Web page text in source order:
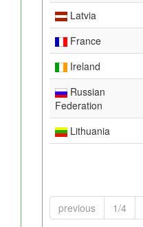
Latvia
France
Ireland
Russian
Federation
Lithuania
previous 1/4